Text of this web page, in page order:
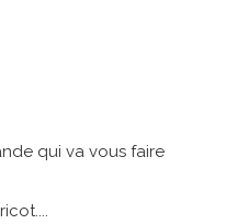
qui va vous faire